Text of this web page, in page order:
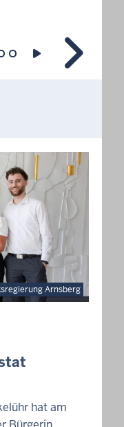
Arnsberg
hat am